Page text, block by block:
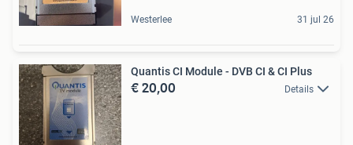
Westerlee 31 jul 26
Quantis CI Module - DVB CI & CI Plus
€ 20,00 Details